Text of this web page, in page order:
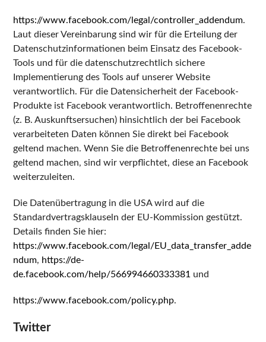
https://www.facebook.com/legal/controller_addendum.
Laut dieser Vereinbarung sind wir für die Erteilung der
Datenschutzinformationen beim Einsatz des Facebook-
Tools und für die datenschutzrechtlich sichere
Implementierung des Tools auf unserer Website
verantwortlich. Für die Datensicherheit der Facebook-
Produkte ist Facebook verantwortlich. Betroffenenrechte
(z. B. Auskunftsersuchen) hinsichtlich der bei Facebook
verarbeiteten Daten können Sie direkt bei Facebook
geltend machen. Wenn Sie die Betroffenenrechte bei uns
geltend machen, sind wir verpflichtet, diese an Facebook
weiterzuleiten.
Die Datenübertragung in die USA wird auf die
Standardvertragsklauseln der EU-Kommission gestützt.
Details finden Sie hier:
https://www.facebook.com/legal/EU_data_transfer_adde
ndum, https://de-
de.facebook.com/help/566994660333381 und
https://www.facebook.com/policy.php.
Twitter